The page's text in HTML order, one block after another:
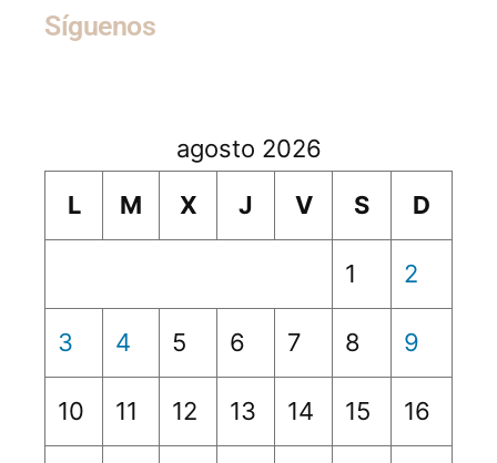
Síguenos
agosto 2026
L
M X J V S D
1 2
3 4 5 6 7 8 9
10 11 12 13 14 15 16